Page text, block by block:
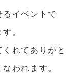
るイベントで
。
れてありがと
われます。